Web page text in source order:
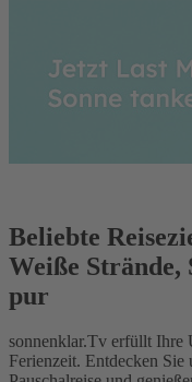
Beliebte
Weiße Strände,
pur
sonnenklar.Tv erfüllt Ihre
Ferienzeit. Entdecken Sie